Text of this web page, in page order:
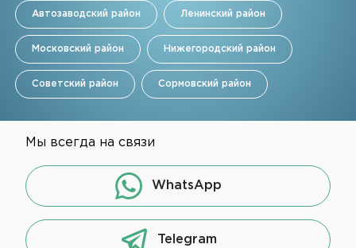
Автозаводский район Ленинский район
Московский район Нижегородский район
Советский район Сормовский район
Мы всегда на связи
WhatsApp
Telegram